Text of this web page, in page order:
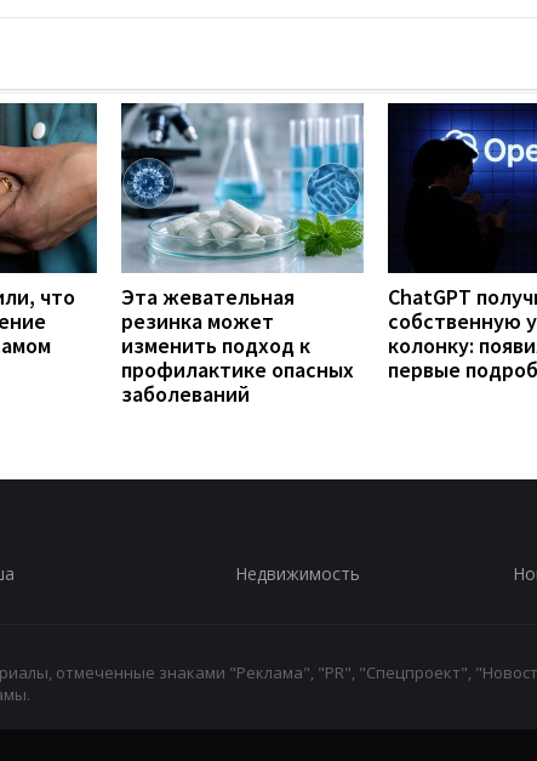
что
Эта жевательная
резинка может
изменить подход к
профилактике опасных
заболеваний
ChatGPT
собственную
колонку:
первые
Недвижимость
отмеченные знаками "Реклама", "PR", "Спецпроект",